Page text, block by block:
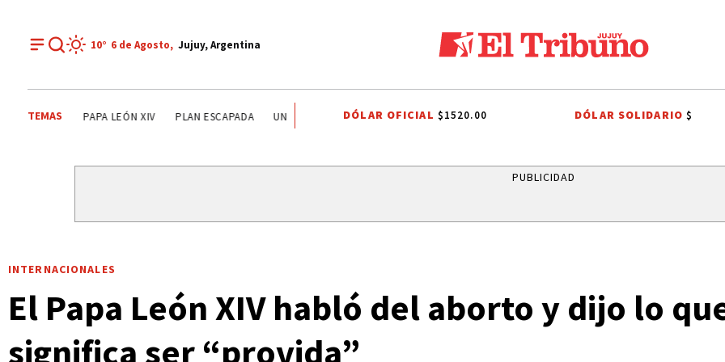
10° 6 de Agosto, Jujuy, Argentina
TEMAS LISANDRO MARTÍNEZ MISIÓN PRIMAVERA PAPA LEÓN XIV PLAN ESCAPADA UN CLÁSICO QUE CUMPLE 38 AÑOS ONDA
DÓLAR OFICIAL $1520.00 DÓLAR SOLIDARIO$
PUBLICIDAD
INTERNACIONALES
El Papa León XIV habló del aborto y dijo lo
significa ser “provida”